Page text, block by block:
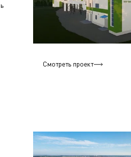
Смотреть проект